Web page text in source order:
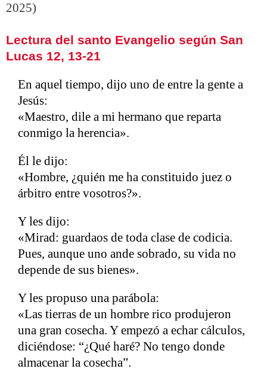
2025)
Lectura del santo Evangelio según San
Lucas 12, 13-21
En aquel tiempo, dijo uno de entre la gente a
Jesús:
«Maestro, dile a mi hermano que reparta
conmigo la herencia».
Él le dijo:
«Hombre, ¿quién me ha constituido juez o
árbitro entre vosotros?».
Y les dijo:
«Mirad: guardaos de toda clase de codicia.
Pues, aunque uno ande sobrado, su vida no
depende de sus bienes».
Y les propuso una parábola:
«Las tierras de un hombre rico produjeron
una gran cosecha. Y empezó a echar cálculos,
diciéndose: “¿Qué haré? No tengo donde
almacenar la cosecha”.